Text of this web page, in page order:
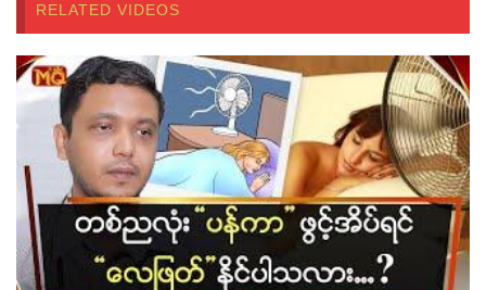
RELATED VIDEOS